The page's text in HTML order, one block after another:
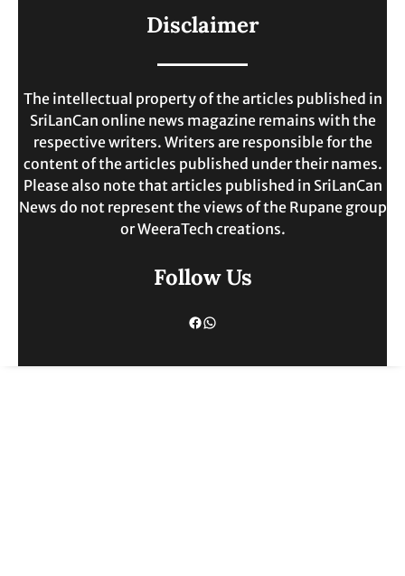
ඉහළට.
Disclaimer
The intellectual property of the articles published in
SriLanCan online news magazine remains with the
respective writers. Writers are responsible for the
content of the articles published under their names.
Please also note that articles published in SriLanCan
News do not represent the views of the Rupane group
or WeeraTech creations.
Follow Us
Facebook
WhatsApp